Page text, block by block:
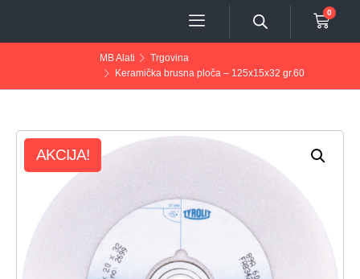
0
MB Alati
Trgovina
Keramička brusna ploča – 125x15x32 gr.60
AKCIJA!